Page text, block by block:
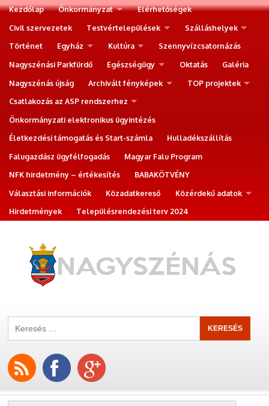
Kezdőlap Önkormányzat
Elérhetőségek
Civil szervezetek
Testvértelepülések
Szálláshelyek
Történet
Egyház Kultúra
Szennyvízcsatornázás
Nagyszénási Parkfürdő
Egészségügy Oktatás
Galéria
Nagyszénás újság
Archivált fényképek
TOP projektek
Csatlakozás az ASP rendszerhez
Önkormányzati elektronikus ügyintézés
Életkezdési támogatás és Start-számla
Hulladékszállítás
Falugazdász ügyfélfogadás
Magyar Falu Program
NFK hirdetmény – értékesítés
BABAKÖTVÉNY
Választási információk
Közadatkereső
Közérdekű adatok
Hirdetmények
Településrendezési terv 2024